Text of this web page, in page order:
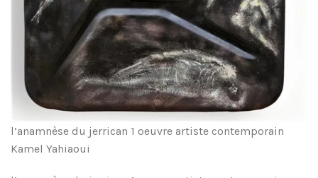
l’anamnèse du jerrican 1 oeuvre artiste contemporain
Kamel Yahiaoui